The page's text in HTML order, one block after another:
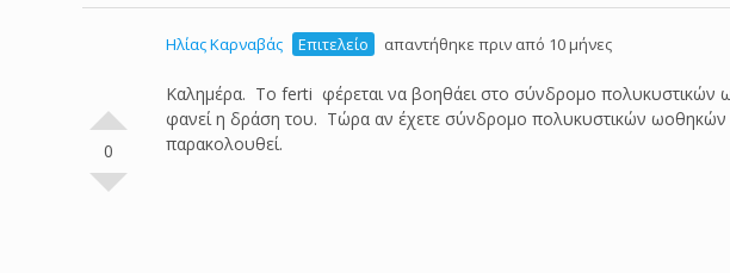
0
Ηλίας Καρναβάς Επιτελείο απαντήθηκε πριν από 10 μήνες
Καλημέρα. Το ferti φέρεται να βοηθάει στο σύνδρομο πολυκυστικών
φανεί η δράση του. Τώρα αν έχετε σύνδρομο πολυκυστικών ωοθηκών
παρακολουθεί.